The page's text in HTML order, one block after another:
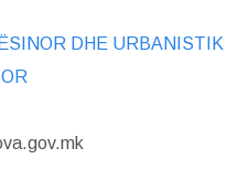
DHE URBANISTIK